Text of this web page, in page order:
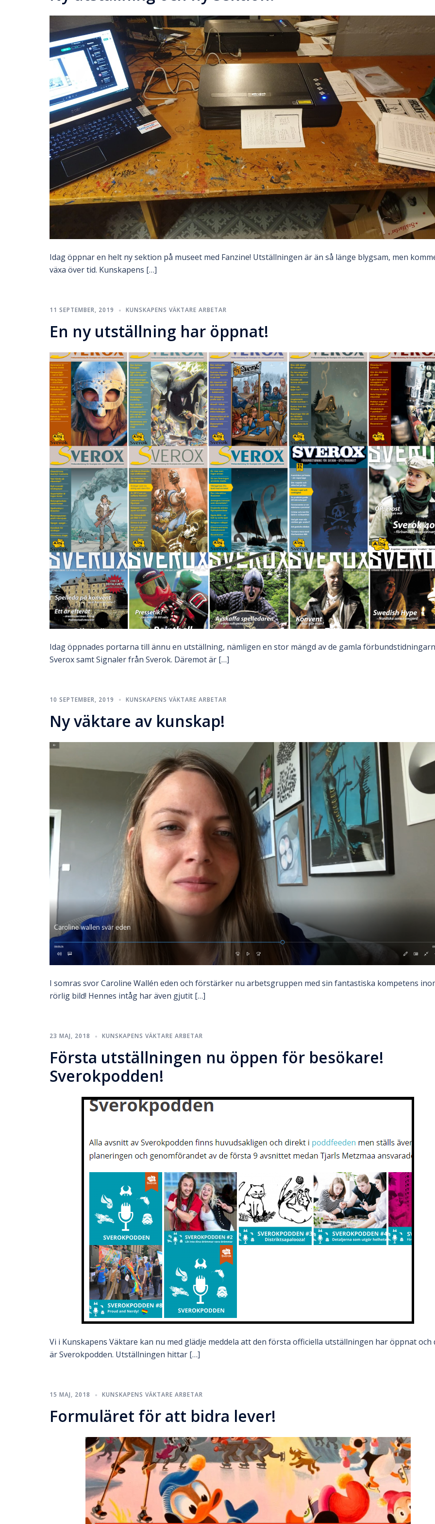
Idag öppnar en helt ny sektion på museet med Fanzine! Utställningen är än så länge blygsam, men
växa över tid. Kunskapens […]
11 SEPTEMBER, 2019 KUNSKAPENS VÄKTARE ARBETAR
En ny utställning har öppnat!
Idag öppnades portarna till ännu en utställning, nämligen en stor mängd av de gamla
Sverox samt Signaler från Sverok. Däremot är […]
10 SEPTEMBER, 2019 KUNSKAPENS VÄKTARE ARBETAR
Ny väktare av kunskap!
I somras svor Caroline Wallén eden och förstärker nu arbetsgruppen med sin fantastiska kompetens
rörlig bild! Hennes intåg har även gjutit […]
23 MAJ, 2018 KUNSKAPENS VÄKTARE ARBETAR
Första utställningen nu öppen för besökare!
Sverokpodden!
Vi i Kunskapens Väktare kan nu med glädje meddela att den första officiella utställningen har öppnat och
är Sverokpodden. Utställningen hittar […]
15 MAJ, 2018 KUNSKAPENS VÄKTARE ARBETAR
Formuläret för att bidra lever!